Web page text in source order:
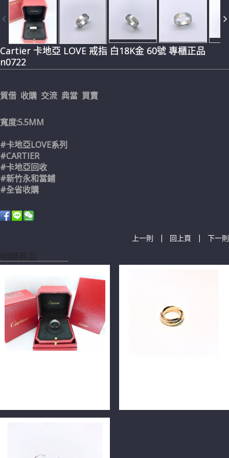
Cartier 卡地亞 LOVE 戒指 白18K金 60號 專櫃正品
n0722
質借 收購 交流 典當 買賣
寬度:5.5MM
#卡地亞LOVE系列
#CARTIER
#卡地亞回收
#新竹永和當鋪
#全省收購
上一則 | 回上頁 | 下一則
相關商品